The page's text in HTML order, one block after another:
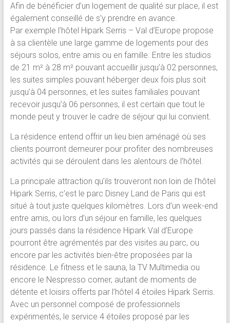
Afin de bénéficier d’un logement de qualité sur place, il est
également conseillé de s’y prendre en avance.
Par exemple l’hôtel Hipark Serris – Val d’Europe propose
à sa clientèle une large gamme de logements pour des
séjours solos, entre amis ou en famille. Entre les studios
de 21 m² à 28 m² pouvant accueillir jusqu’à 02 personnes,
les suites simples pouvant héberger deux fois plus soit
jusqu’à 04 personnes, et les suites familiales pouvant
recevoir jusqu’à 06 personnes, il est certain que tout le
monde peut y trouver le cadre de séjour qui lui convient.
La résidence entend offrir un lieu bien aménagé où ses
clients pourront demeurer pour profiter des nombreuses
activités qui se déroulent dans les alentours de l’hôtel.
La principale attraction qu’ils trouveront non loin de l’hôtel
Hipark Serris, c’est le parc Disney Land de Paris qui est
situé à tout juste quelques kilomètres. Lors d’un week-end
entre amis, ou lors d’un séjour en famille, les quelques
jours passés dans la résidence Hipark Val d’Europe
pourront être agrémentés par des visites au parc, ou
encore par les activités bien-être proposées par la
résidence. Le fitness et le sauna, la TV Multimedia ou
encore le Nespresso corner, autant de moments de
détente et loisirs offerts par l’hôtel 4 étoiles Hipark Serris.
Avec un personnel composé de professionnels
expérimentés, le service 4 étoiles proposé par les